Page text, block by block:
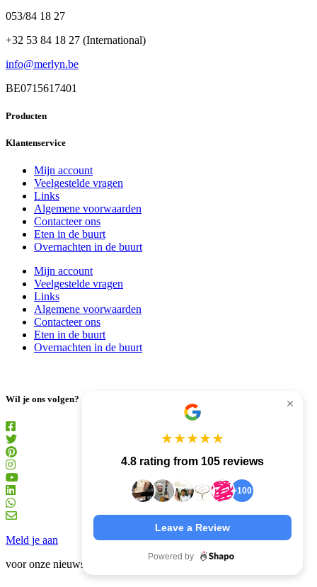
053/84 18 27
+32 53 84 18 27 (International)
info@merlyn.be
BE0715617401
Producten
Klantenservice
Mijn account
Veelgestelde vragen
Links
Algemene voorwaarden
Contacteer ons
Eten in de buurt
Overnachten in de buurt
Mijn account
Veelgestelde vragen
Links
Algemene voorwaarden
Contacteer ons
Eten in de buurt
Overnachten in de buurt
Wil je ons volgen?
Meld je aan
voor onze nieuwsbrief
★★★★★
4.8 rating from 105 reviews
+100
Leave a Review
Powered by